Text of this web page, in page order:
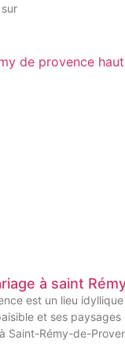
à saint
est un lieu
et ses paysages
Saint-Rémy-de-